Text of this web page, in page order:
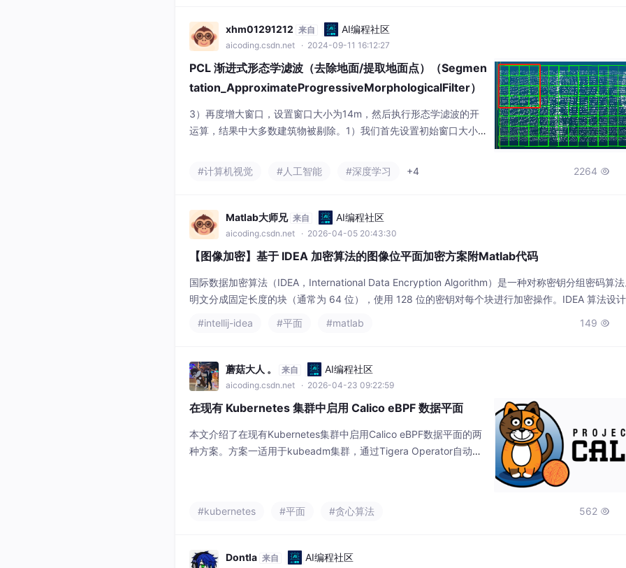
xhm01291212 来自 AI编程社区
aicoding.csdn.net · 2024-09-11 16:12:27
PCL 渐进式形态学滤波（去除地面/提取地面点）（Segmen
tation_ApproximateProgressiveMorphologicalFilter）
3）再度增大窗口，设置窗口大小为14m，然后执行形态学滤波的开
运算，结果中大多数建筑物被剔除。1）我们首先设置初始窗口大小
除。2）增大窗口，设置窗口大小为12m，然后执行形态学滤波的开
PCL中，需手动设置三个参
#计算机视觉 #人工智能 #深度学习 +4 2264 
Matlab大师兄 来自 AI编程社区
aicoding.csdn.net · 2026-04-05 20:43:30
【图像加密】基于 IDEA 加密算法的图像位平面加密方案附Matlab代码
国际数据加密算法（IDEA，International Data Encryption Algorithm）是一种对称密钥分组密码算
明文分成固定长度的块（通常为 64 位），使用 128 位的密钥对每个块进行加密操作。IDEA 算法设
#intellij-idea #平面 #matlab 149 
蘑菇大人 。 来自 AI编程社区
aicoding.csdn.net · 2026-04-23 09:22:59
在现有 Kubernetes 集群中启用 Calico eBPF 数据平面
本文介绍了在现有Kubernetes集群中启用Calico eBPF数据平面的两
种方案。方案一适用于kubeadm集群，通过Tigera Operator自动完
etes发行版的
#kubernetes #平面 #贪心算法 562 
Dontla 来自 AI编程社区